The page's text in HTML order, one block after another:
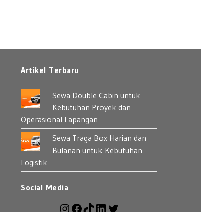
Mobil
Artikel Terbaru
Sewa Double Cabin untuk
Kebutuhan Proyek dan
Operasional Lapangan
Sewa Traga Box Harian dan
Bulanan untuk Kebutuhan
Logistik
Social Media
Instagram
Facebook
TikTokLinkedIn